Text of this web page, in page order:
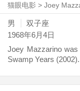
猫眼电影 >Joey
男
双子座
1968年6月4日
Joey Mazzarino
Swamp Years